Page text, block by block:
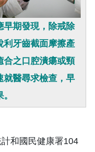
早期發現，除戒除
利牙齒截面摩擦產
合之口腔潰瘍或頸
就醫尋求檢查，早
和國民健康署104